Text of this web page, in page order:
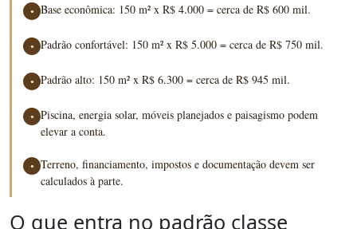
● Base econômica: 150 m² x R$ 4.000 = cerca de R$ 600 mil.
● Padrão confortável: 150 m² x R$ 5.000 = cerca de R$ 750 mil.
● Padrão alto: 150 m² x R$ 6.300 = cerca de R$ 945 mil.
●
Piscina, energia solar, móveis planejados e paisagismo podem
elevar a conta.
●
Terreno, financiamento, impostos e documentação devem ser
calculados à parte.
O que entra no padrão classe